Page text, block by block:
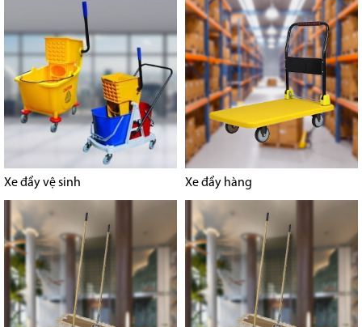
Xe đẩy vệ sinh Xe đẩy hàng